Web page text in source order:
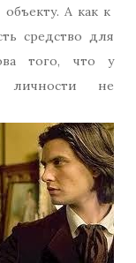
А как к
средство для
того, что у
личности не